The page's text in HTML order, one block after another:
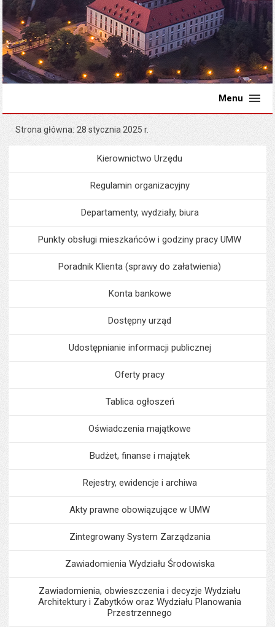
Menu
Strona główna 28 stycznia 2025 r.
MenuUrząd Miejski
Kierownictwo Urzędu
Regulamin organizacyjny
Departamenty, wydziały, biura
Punkty obsługi mieszkańców i godziny pracy UMW
Poradnik Klienta (sprawy do załatwienia)
Konta bankowe
Dostępny urząd
Udostępnianie informacji publicznej
Oferty pracy
Tablica ogłoszeń
Oświadczenia majątkowe
Budżet, finanse i majątek
Rejestry, ewidencje i archiwa
Akty prawne obowiązujące w UMW
Zintegrowany System Zarządzania
Zawiadomienia Wydziału Środowiska
Zawiadomienia, obwieszczenia i decyzje Wydziału
Architektury i Zabytków oraz Wydziału Planowania
Przestrzennego